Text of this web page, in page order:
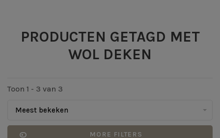
PRODUCTEN GETAGD MET
WOL DEKEN
Toon 1 - 3 van 3
Meest bekeken
MORE FILTERS